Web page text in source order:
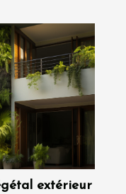
extérieur